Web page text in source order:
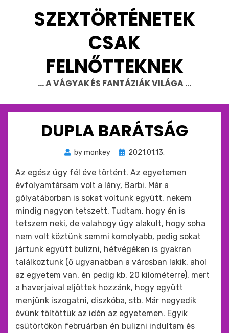
SZEXTÖRTÉNETEK
CSAK
FELNŐTTEKNEK
… A VÁGYAK ÉS FANTÁZIÁK VILÁGA …
DUPLA BARÁTSÁG
bymonkey
Beküldve
:
2021.01.13.
Az egész úgy fél éve történt. Az egyetemen
évfolyamtársam volt a lány, Barbi. Már a
gólyatáborban is sokat voltunk együtt, nekem
mindig nagyon tetszett. Tudtam, hogy én is
tetszem neki, de valahogy úgy alakult, hogy soha
nem volt köztünk semmi komolyabb, pedig sokat
jártunk együtt bulizni, hétvégéken is gyakran
találkoztunk (ő ugyanabban a városban lakik, ahol
az egyetem van, én pedig kb. 20 kilométerre), mert
a haverjaival eljöttek hozzánk, hogy együtt
menjünk iszogatni, diszkóba, stb. Már negyedik
évünk töltöttük az idén az egyetemen. Egyik
csütörtökön februárban én bulizni indultam és